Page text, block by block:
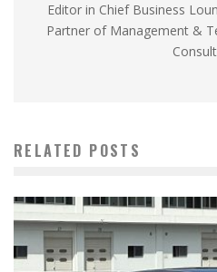
Editor in Chief Business
Partner of Management &
RELATED POSTS